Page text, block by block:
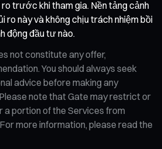
trước khi tham gia. Nền tảng cảnh
ro này và không chịu trách nhiệm bồi
động đầu tư nào.
not constitute any offer,
You should always seek
advice before making any
note that Gate may restrict or
a portion of the Services from
more information, please read the